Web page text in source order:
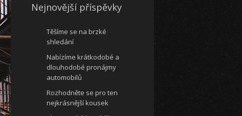
Nejnovější příspěvky
Těšíme se na brzké
shledání
Nabízíme krátkodobé a
dlouhodobé pronájmy
automobilů
Rozhodněte se pro ten
nejkrásnější kousek